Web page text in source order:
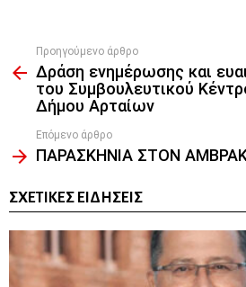
more
Προηγούμενο άρθρο
Δράση ενημέρωσης και
του Συμβουλευτικού
Δήμου Αρταίων
Επόμενο άρθρο
ΠΑΡΑΣΚΗΝΙΑ ΣΤΟΝ
ΣΧΕΤΙΚΈΣ ΕΙΔΉΣΕΙΣ